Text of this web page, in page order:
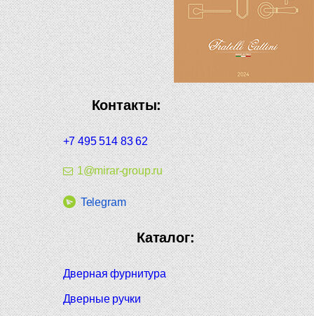
Контакты:
+7 495 514 83 62
1@mirar-group.ru
Telegram
Каталог:
Дверная фурнитура
Дверные ручки